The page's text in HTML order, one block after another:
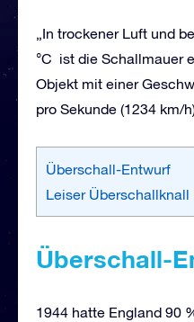
„In trockener Luft und
°C ist die Schallmauer
Objekt mit einer
pro Sekunde (1234 km/
Überschall-Entwurf
Leiser Überschallknall
Überschall-
1944 hatte England 90